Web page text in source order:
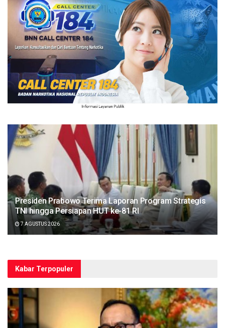
Presiden Prabowo Terima Laporan Program Strategis
TNI hingga Persiapan HUT ke-81 RI
7 AGUSTUS 2026
Kabar Terpopuler